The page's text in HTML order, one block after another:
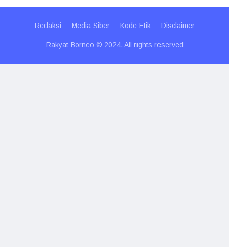
Redaksi Media Siber Kode Etik Disclaimer
Rakyat Borneo © 2024. All rights reserved